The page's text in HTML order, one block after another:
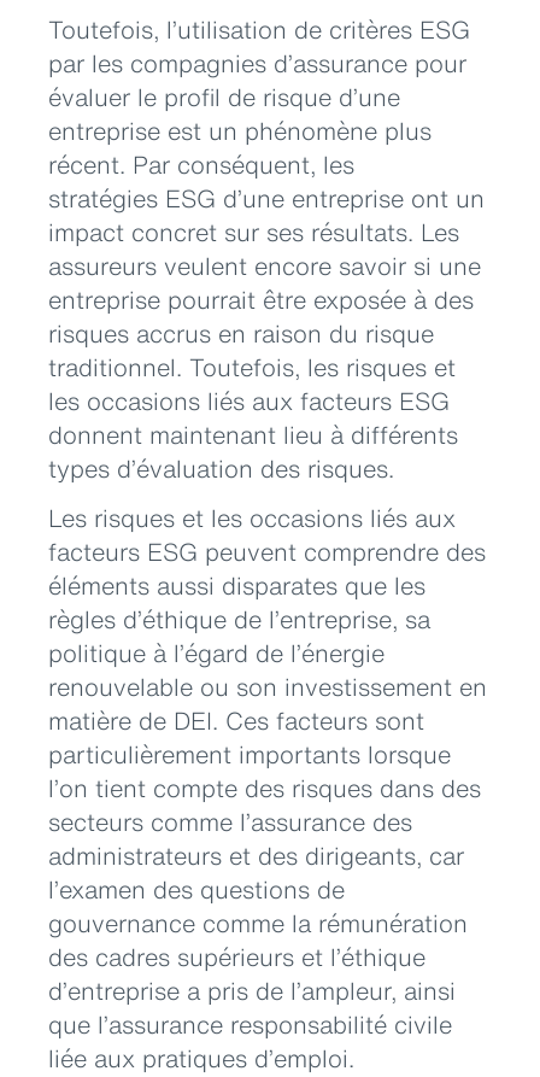
Toutefois, l’utilisation de critères ESG
par les compagnies d’assurance pour
évaluer le profil de risque d’une
entreprise est un phénomène plus
récent. Par conséquent, les
stratégies ESG d’une entreprise ont un
impact concret sur ses résultats. Les
assureurs veulent encore savoir si une
entreprise pourrait être exposée à des
risques accrus en raison du risque
traditionnel. Toutefois, les risques et
les occasions liés aux facteurs ESG
donnent maintenant lieu à différents
types d’évaluation des risques.
Les risques et les occasions liés aux
facteurs ESG peuvent comprendre des
éléments aussi disparates que les
règles d’éthique de l’entreprise, sa
politique à l’égard de l’énergie
renouvelable ou son investissement en
matière de DEI. Ces facteurs sont
particulièrement importants lorsque
l’on tient compte des risques dans des
secteurs comme l’assurance des
administrateurs et des dirigeants, car
l’examen des questions de
gouvernance comme la rémunération
des cadres supérieurs et l’éthique
d’entreprise a pris de l’ampleur, ainsi
que l’assurance responsabilité civile
liée aux pratiques d’emploi.